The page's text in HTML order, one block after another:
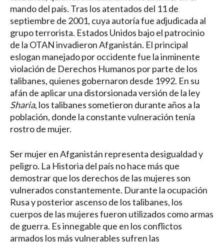
mando del país. Tras los atentados del 11 de
septiembre de 2001, cuya autoría fue adjudicada al
grupo terrorista. Estados Unidos bajo el patrocinio
de la OTAN invadieron Afganistán. El principal
eslogan manejado por occidente fue la inminente
violación de Derechos Humanos por parte de los
talibanes, quienes gobernaron desde 1992. En su
afán de aplicar una distorsionada versión de la ley
Sharia, los talibanes sometieron durante años a la
población, donde la constante vulneración tenía
rostro de mujer.
Ser mujer en Afganistán representa desigualdad y
peligro. La Historia del país no hace más que
demostrar que los derechos de las mujeres son
vulnerados constantemente. Durante la ocupación
Rusa y posterior ascenso de los talibanes, los
cuerpos de las mujeres fueron utilizados como armas
de guerra. Es innegable que en los conflictos
armados los más vulnerables sufren las